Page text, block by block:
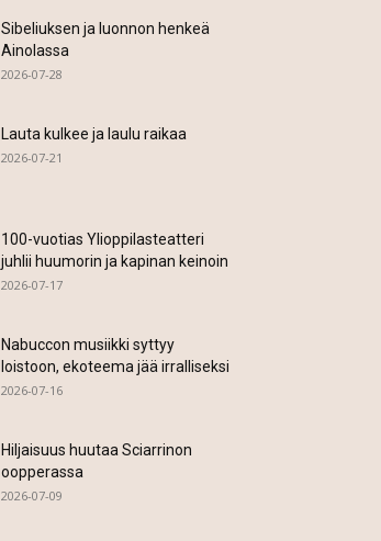
Sibeliuksen ja luonnon henkeä
Ainolassa
2026-07-28
Lauta kulkee ja laulu raikaa
2026-07-21
100-vuotias Ylioppilasteatteri
juhlii huumorin ja kapinan keinoin
2026-07-17
Nabuccon musiikki syttyy
loistoon, ekoteema jää irralliseksi
2026-07-16
Hiljaisuus huutaa Sciarrinon
oopperassa
2026-07-09